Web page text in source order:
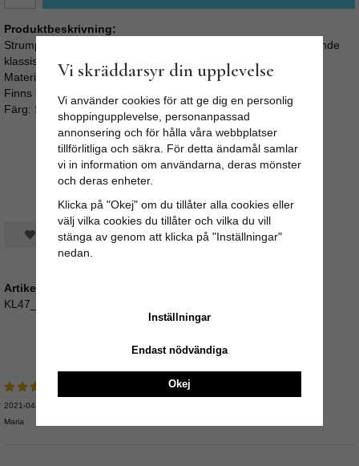
Produktbeskrivning:
Strumpbyxor, tights Svarta från King Louie. Stetchiga, heltäckande
klassiskt matta strumpbyxor.
Material: 90% polyamide, 10% elastane
Finns i 3 storlekar: S-M , M-L och L-XL
Färg: Svart
Spara som favorit
Artikelnummer:
KL47_00679Bla-1
Recensioner
2021-04-30
Maria
Vi skräddarsyr din upplevelse
Vi använder cookies för att ge dig en personlig
shoppingupplevelse, personanpassad
annonsering och för hålla våra webbplatser
tillförlitliga och säkra. För detta ändamål samlar
vi in information om användarna, deras mönster
och deras enheter.
Klicka på "Okej" om du tillåter alla cookies eller
välj vilka cookies du tillåter och vilka du vill
stänga av genom att klicka på "Inställningar"
nedan.
Inställningar
Endast nödvändiga
Okej